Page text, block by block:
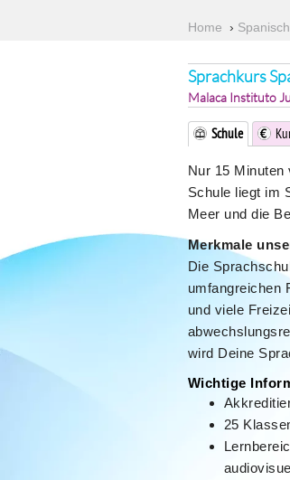
Home › Spanisch
Sprachkurs
Malaca Instituto
Schule
Nur 15
Schule liegt im
Meer und die
Merkmale
Die
umfangreichen
und viele
wird Deine
Wichtige
25